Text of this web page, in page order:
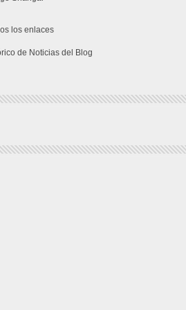
los enlaces
de Noticias del Blog